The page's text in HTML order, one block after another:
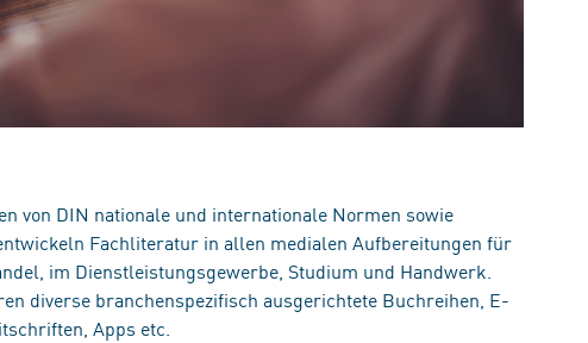
von DIN nationale und internationale Normen sowie
Fachliteratur in allen medialen Aufbereitungen für
im Dienstleistungsgewerbe, Studium und Handwerk.
diverse branchenspezifisch ausgerichtete Buchreihen, E-
Apps etc.